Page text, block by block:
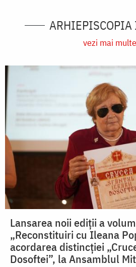
ARHIEPISCOPIA
vezi mai
Lansarea noii ediții a
„Reconstituiri cu Ileana
acordarea distincției
Dosoftei”, la Ansamblul